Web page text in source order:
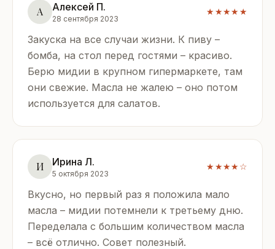
А Алексей П.
28 сентября 2023
★★★★★
Закуска на все случаи жизни. К пиву –
бомба, на стол перед гостями – красиво.
Берю мидии в крупном гипермаркете, там
они свежие. Масла не жалею – оно потом
используется для салатов.
И Ирина Л.
5 октября 2023
★★★★☆
Вкусно, но первый раз я положила мало
масла – мидии потемнели к третьему дню.
Переделала с большим количеством масла
– всё отлично. Совет полезный.